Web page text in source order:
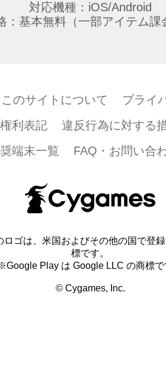
対応機種：iOS/Android
：基本無料（一部アイテム課
このサイトについて
プライ
利表記
違反行為に対する
端末一覧
FAQ・お問い合
ゴは、米国およびその他の国で登
標です。
Play は Google LLC の商標で
© Cygames, Inc.